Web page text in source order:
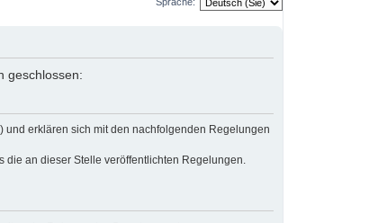
geschlossen:
und erklären sich mit den nachfolgenden Regelungen
die an dieser Stelle veröffentlichten Regelungen.